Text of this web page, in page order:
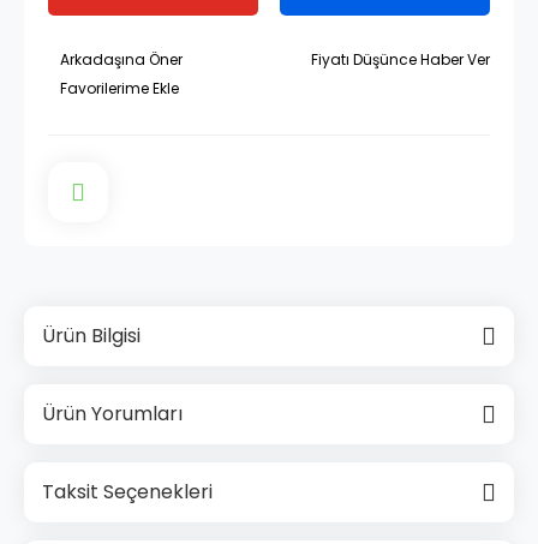
Arkadaşına Öner Fiyatı Düşünce Haber Ver
Ürün Bilgisi
Ürün Yorumları
Taksit Seçenekleri